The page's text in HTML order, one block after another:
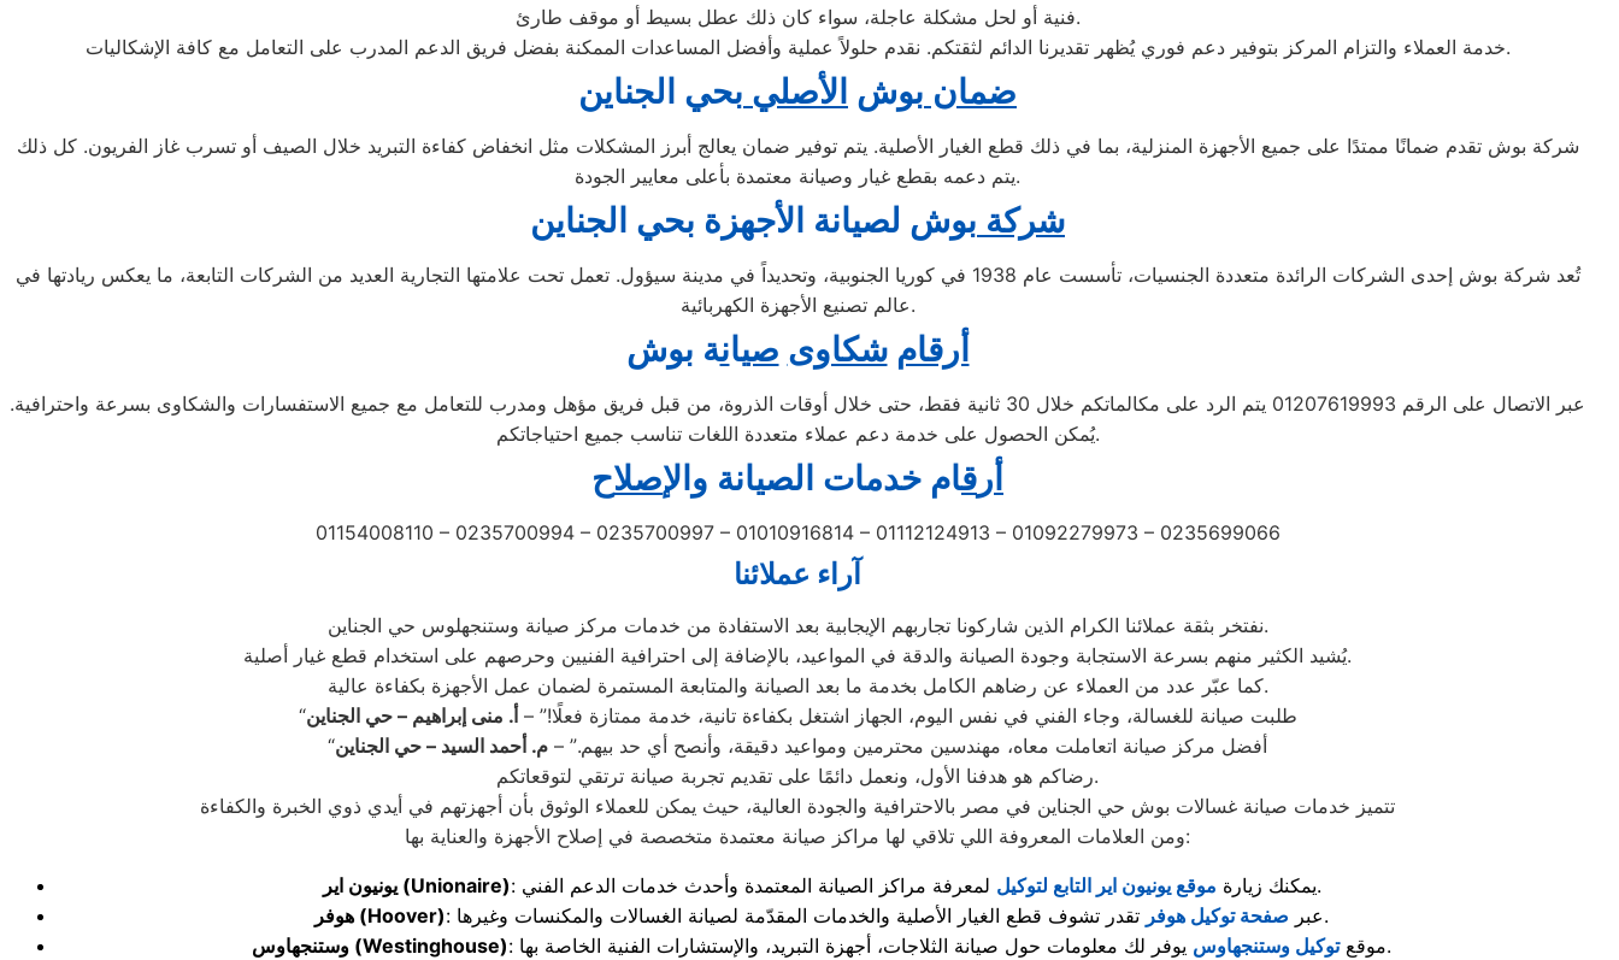
فنية أو لحل مشكلة عاجلة، سواء كان ذلك عطل بسيط أو موقف طارئ.
خدمة العملاء والتزام المركز بتوفير دعم فوري يُظهر تقديرنا الدائم لثقتكم. نقدم حلولاً عملية وأفضل المساعدات الممكنة بفضل فريق الدعم المدرب على التعامل مع كافة الإشكاليات.
ضمان بوش الأصلي بحي الجناين
شركة بوش تقدم ضمانًا ممتدًا على جميع الأجهزة المنزلية، بما في ذلك قطع الغيار الأصلية. يتم توفير ضمان يعالج أبرز المشكلات مثل انخفاض كفاءة التبريد خلال الصيف أو تسرب غاز الفريون. كل ذلك
يتم دعمه بقطع غيار وصيانة معتمدة بأعلى معايير الجودة.
شركة بوش لصيانة الجهزة بحي الجناين
تُعد شركة بوش إحدى الشركات الرائدة متعددة الجنسيات، تأسست عام 1938 في كوريا الجنوبية، وتحديداً في مدينة سيؤول. تعمل تحت علامتها التجارية العديد من الشركات التابعة، ما يعكس ريادتها في
عالم تصنيع الأجهزة الكهربائية.
أرقام شكاوى صيانة بوش
عبر الاتصال على الرقم 01207619993 يتم الرد على مكالماتكم خلال 30 ثانية فقط، حتى خلال أوقات الذروة، من قبل فريق مؤهل ومدرب للتعامل مع جميع الاستفسارات والشكاوى بسرعة واحترافية.
يُمكن الحصول على خدمة دعم عملاء متعددة اللغات تناسب جميع احتياجاتكم.
أر قام خدمات الصيانة و الإصلاح
01154008110 – 0235700994 – 0235700997 – 01010916814 – 01112124913 – 01092279973 – 0235699066
آراء عملائنا
نفتخر بثقة عملائنا الكرام الذين شاركونا تجاربهم الإيجابية بعد الاستفادة من خدمات مركز صيانة وستنجهلوس حي الجناين.
يُشيد الكثير منهم بسرعة الاستجابة وجودة الصيانة والدقة في المواعيد، بالإضافة إلى احترافية الفنيين وحرصهم على استخدام قطع غيار أصلية.
كما عبّر عدد من العملاء عن رضاهم الكامل بخدمة ما بعد الصيانة والمتابعة المستمرة لضمان عمل الأجهزة بكفاءة عالية.
“طلبت صيانة للغسالة، وجاء الفني في نفس اليوم، الجهاز اشتغل بكفاءة تانية، خدمة ممتازة فعلًا!” – أ. منى إبراهيم – حي الجناين
“أفضل مركز صيانة اتعاملت معاه، مهندسين محترمين ومواعيد دقيقة، وأنصح أي حد بيهم.” – م. أحمد السيد – حي الجناين
رضاكم هو هدفنا الأول، ونعمل دائمًا على تقديم تجربة صيانة ترتقي لتوقعاتكم.
تتميز خدمات صيانة غسالات بوش حي الجناين في مصر بالاحترافية والجودة العالية، حيث يمكن للعملاء الوثوق بأن أجهزتهم في أيدي ذوي الخبرة والكفاءة
ومن العلامات المعروفة اللي تلاقي لها مراكز صيانة معتمدة متخصصة في إصلاح الأجهزة والعناية بها:
يونيون اير(Unionaire) : يمكنك زيارة موقع يونيون اير التابع لتوكيل
لمعرفة مراكز الصيانة المعتمدة وأحدث خدمات الدعم الفني.
هوفر (Hoover) : عبر صفحة توكيل هوفر
تقدر تشوف قطع الغيار الأصلية والخدمات المقدّمة لصيانة الغسالات والمكنسات وغيرها.
وستنجهاوس (Westinghouse) : موقعتوكيل وستنجهاوس يوفر لك معلومات حول صيانة الثلاجات، أجهزة التبريد، والإستشارات الفنية الخاصة بها.